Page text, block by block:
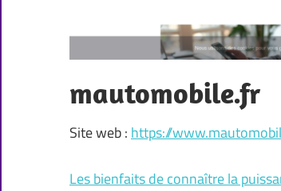
mautomobile.fr
Site web : https://
Les bienfaits de connaître la